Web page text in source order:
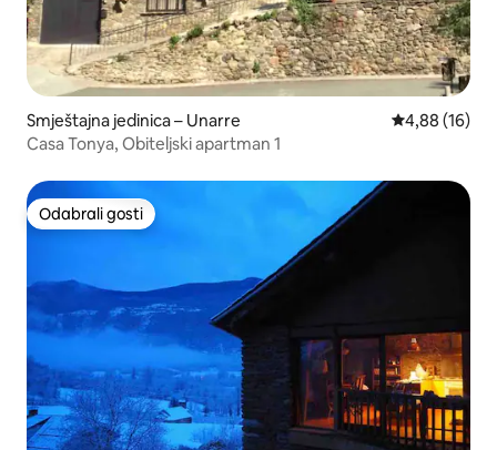
Smještajna jedinica – Unarre Prosječna
4,88 (16)
Casa Tonya, Obiteljski apartman 1
Odabrali gosti
Odabrali gosti